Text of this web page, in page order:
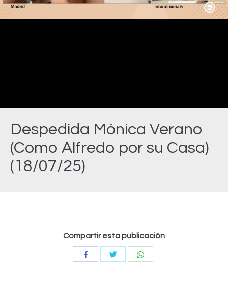
Despedida Mónica Verano
(Como Alfredo por su Casa)
(18/07/25)
Video
Compartir esta publicación
CompartirCompartir